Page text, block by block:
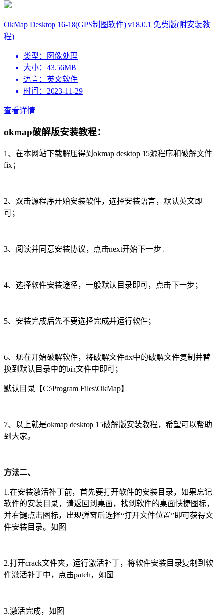
OkMap Desktop 16-18(GPS制图软件) v18.0.1 免费版(附安装教
程)
类型：
图像处理
大小： 43.56MB
语言： 英文软件
时间： 2023-11-29
查看详情
okmap破解版安装教程：
1、在本网站下载解压得到okmap desktop 15源程序和破解文件
fix；
2、双击源程序开始安装软件，选择安装语言，默认英文即
可；
3、阅读并同意安装协议，点击next开始下一步；
4、选择软件安装途径，一般默认目录即可，点击下一步；
5、安装完成后先不要选择完成并运行软件；
6、现在开始破解软件，将破解文件fix中的破解文件复制并替
换到默认目录中的bin文件中即可；
默认目录【C:\Program Files\OkMap】
7、以上就是okmap desktop 15破解版安装教程，希望可以帮助
到大家。
方法二、
1.在安装激活补丁前，首先要打开软件的安装目录，如果忘记
软件的安装目录，请返回到桌面，找到软件的桌面快捷图标，
并右键点击图标，出现弹窗后选择“打开文件位置”即可获得文
件安装目录。如图
2.打开crack文件夹，运行激活补丁，将软件安装目录复制到软
件激活补丁中，点击patch，如图
3.激活完成，如图